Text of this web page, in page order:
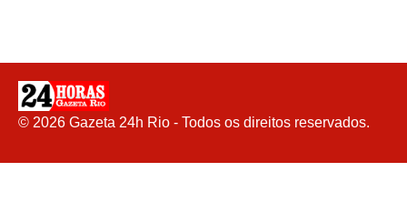
© 2026 Gazeta 24h Rio - Todos os direitos reservados.